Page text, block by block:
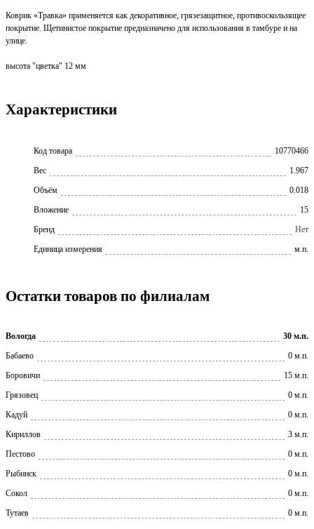
Коврик «Травка» применяется как декоративное, грязезащитное, противоскользящее
покрытие. Щетинистое покрытие предназначено для использования в тамбуре и на
улице.
высота "цветка" 12 мм
Характеристики
Код товара
10770466
Вес
1.967
Объём
0.018
Вложение
15
Бренд
Нет
Единица измерения
м.п.
Остатки товаров по филиалам
Вологда
30 м.п.
Бабаево
0 м.п.
Боровичи
15 м.п.
Грязовец
0 м.п.
Кадуй
0 м.п.
Кириллов
3 м.п.
Пестово
0 м.п.
Рыбинск
0 м.п.
Сокол
0 м.п.
Тутаев
0 м.п.